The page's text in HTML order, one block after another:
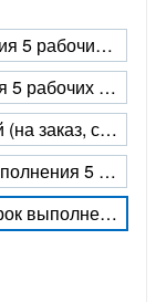
140x210 см (на заказ, срок выполнения 5 рабочих дней)
90x135 см (на заказ, срок выполнения 5 рабочих дней)
90х135 см двухсторонний с бахромой (на заказ, срок выполнения 5 рабочих дней)
90х135 см на сетке (на заказ, срок выполнения 5 рабочих дней)
Двусторонний 90x135 см (на заказ, срок выполнения 5 рабочих дней)